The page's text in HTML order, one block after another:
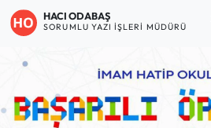
HACI ODABAŞ
SORUMLU YAZI İŞLERI MÜDÜRÜ
Ekonomi
Güncel